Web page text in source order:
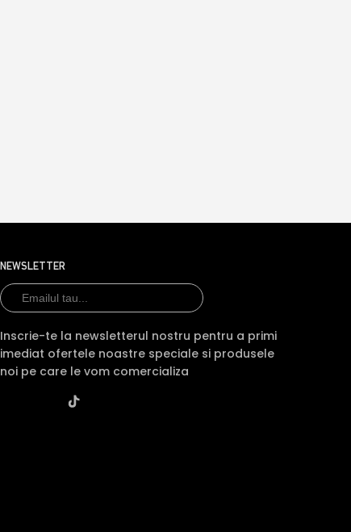
NEWSLETTER
Inscrie-te la newsletterul nostru pentru a primi
imediat ofertele noastre speciale si produsele
noi pe care le vom comercializa